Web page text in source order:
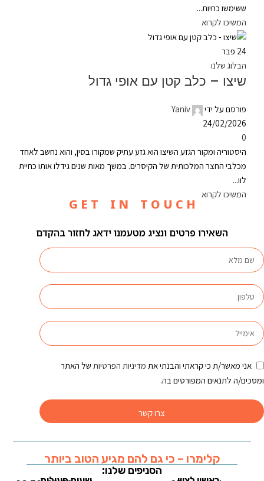
ששימשו כחיות...
המשיכו לקרוא
24 פבר
הבלוג שלנו
שיצו – כלב קטן עם אופי גדול
פורסם על ידי
Yaniv
24/02/2026
0
היסטוריה ומקור הגזע השיצו הוא גזע עתיק שמקורו בסין, והוא נחשב לאחד
מכלבי החצר המלכותית של הקיסרים. במשך מאות שנים גידלו אותו כחיית
לוו...
המשיכו לקרוא
G E T I N T O U C H
השאירו פרטים ונציג מטעמנו ידאג לחזור בהקדם
אני מאשר/ת כי קראתי והבנתי את מדיניות הפרטיות של האתר
ומסכים/ה לתנאים המפורטים בה.
צרו קשר
קלימרו – כי גם להם מגיע הטוב ביותר
הסניפים שלנו: